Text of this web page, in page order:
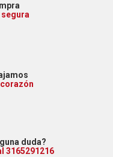
segura
duda?
3165291216